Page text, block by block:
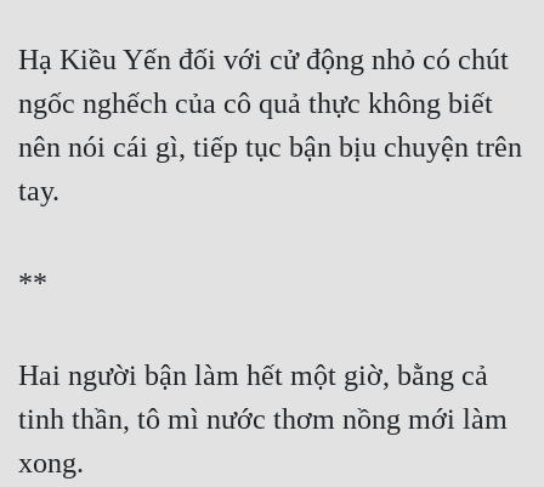
Hạ Kiều Yến đối với cử động nhỏ có chút
ngốc nghếch của cô quả thực không biết
nên nói cái gì, tiếp tục bận bịu chuyện trên
tay.
**
Hai người bận làm hết một giờ, bằng cả
tinh thần, tô mì nước thơm nồng mới làm
xong.